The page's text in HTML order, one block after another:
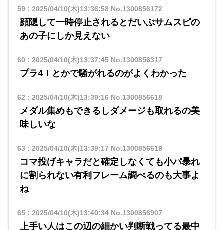
59: 2025/04/10(木)13:36:58No.1300856172
顔隠して一時停止されるとだいぶサムスピの
あの子にしか見えない
60 : 2025/04/10(木)13:37:45No.1300856317
プラ4！とかで騒がれるのがよくわかった
62 : 2025/04/10(木)13:39:16 No.1300856618
メダル集めもできるしダメージも取れるの美
味しいな
63 : 2025/04/10(木)13:39:17 No.1300856619
コマ投げキャラだと確定しなくても小パ暴れ
に割られない有利フレーム調べるのも大事よ
ね
65: 2025/04/10(木)13:40:34No.1300856907
上手い人はこの辺の細かい判断戦ってる最中